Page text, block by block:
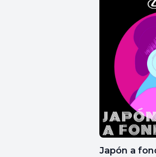
Japón a